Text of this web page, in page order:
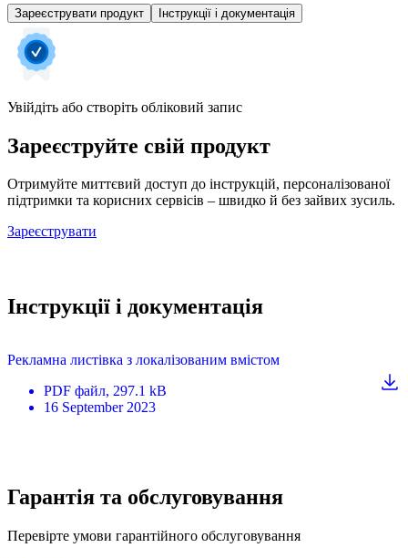
Зареєструвати продукт Інструкції і документація
Увійдіть або створіть обліковий запис
Зареєструйте свій продукт
Отримуйте миттєвий доступ до інструкцій, персоналізованої
підтримки та корисних сервісів – швидко й без зайвих зусиль.
Зареєструвати
Інструкції і документація
Рекламна листівка з локалізованим вмістом
PDF файл, 297.1 kB
16 September 2023
Гарантія та обслуговування
Перевірте умови гарантійного обслуговування